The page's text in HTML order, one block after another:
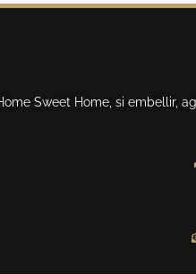
Sweet Home, si embellir,